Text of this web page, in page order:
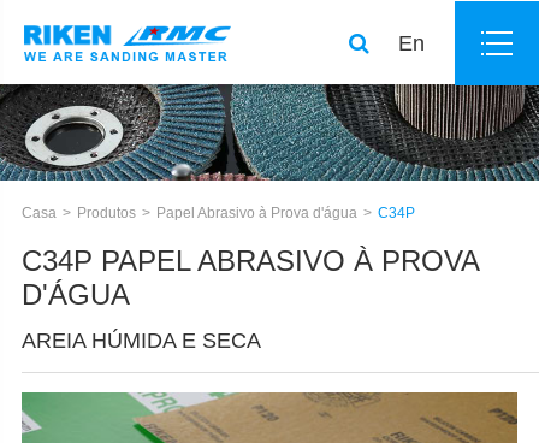
En
Casa Produtos Papel Abrasivo à Prova d'água C34P
C34P PAPEL ABRASIVO À PROVA
D'ÁGUA
AREIA HÚMIDA E SECA